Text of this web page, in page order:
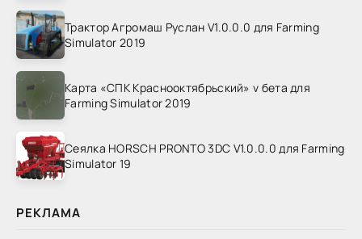
Трактор Агромаш Руслан V1.0.0.0 для Farming
Simulator 2019
Карта «СПК Краснооктябрьский» v бета для
Farming Simulator 2019
Сеялка HORSCH PRONTO 3DC V1.0.0.0 для Farming
Simulator 19
РЕКЛАМА